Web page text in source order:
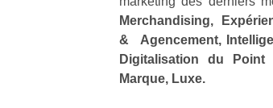
Merchandising,
& Agencement,
Digitalisation du
Marque, Luxe.